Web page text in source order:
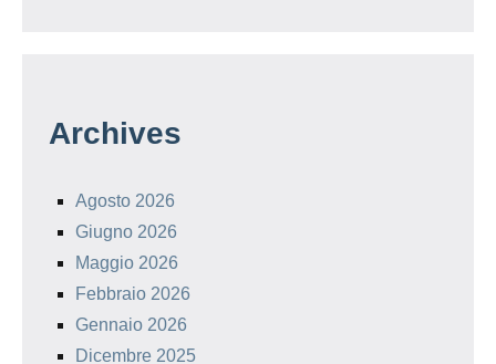
Archives
Agosto 2026
Giugno 2026
Maggio 2026
Febbraio 2026
Gennaio 2026
Dicembre 2025